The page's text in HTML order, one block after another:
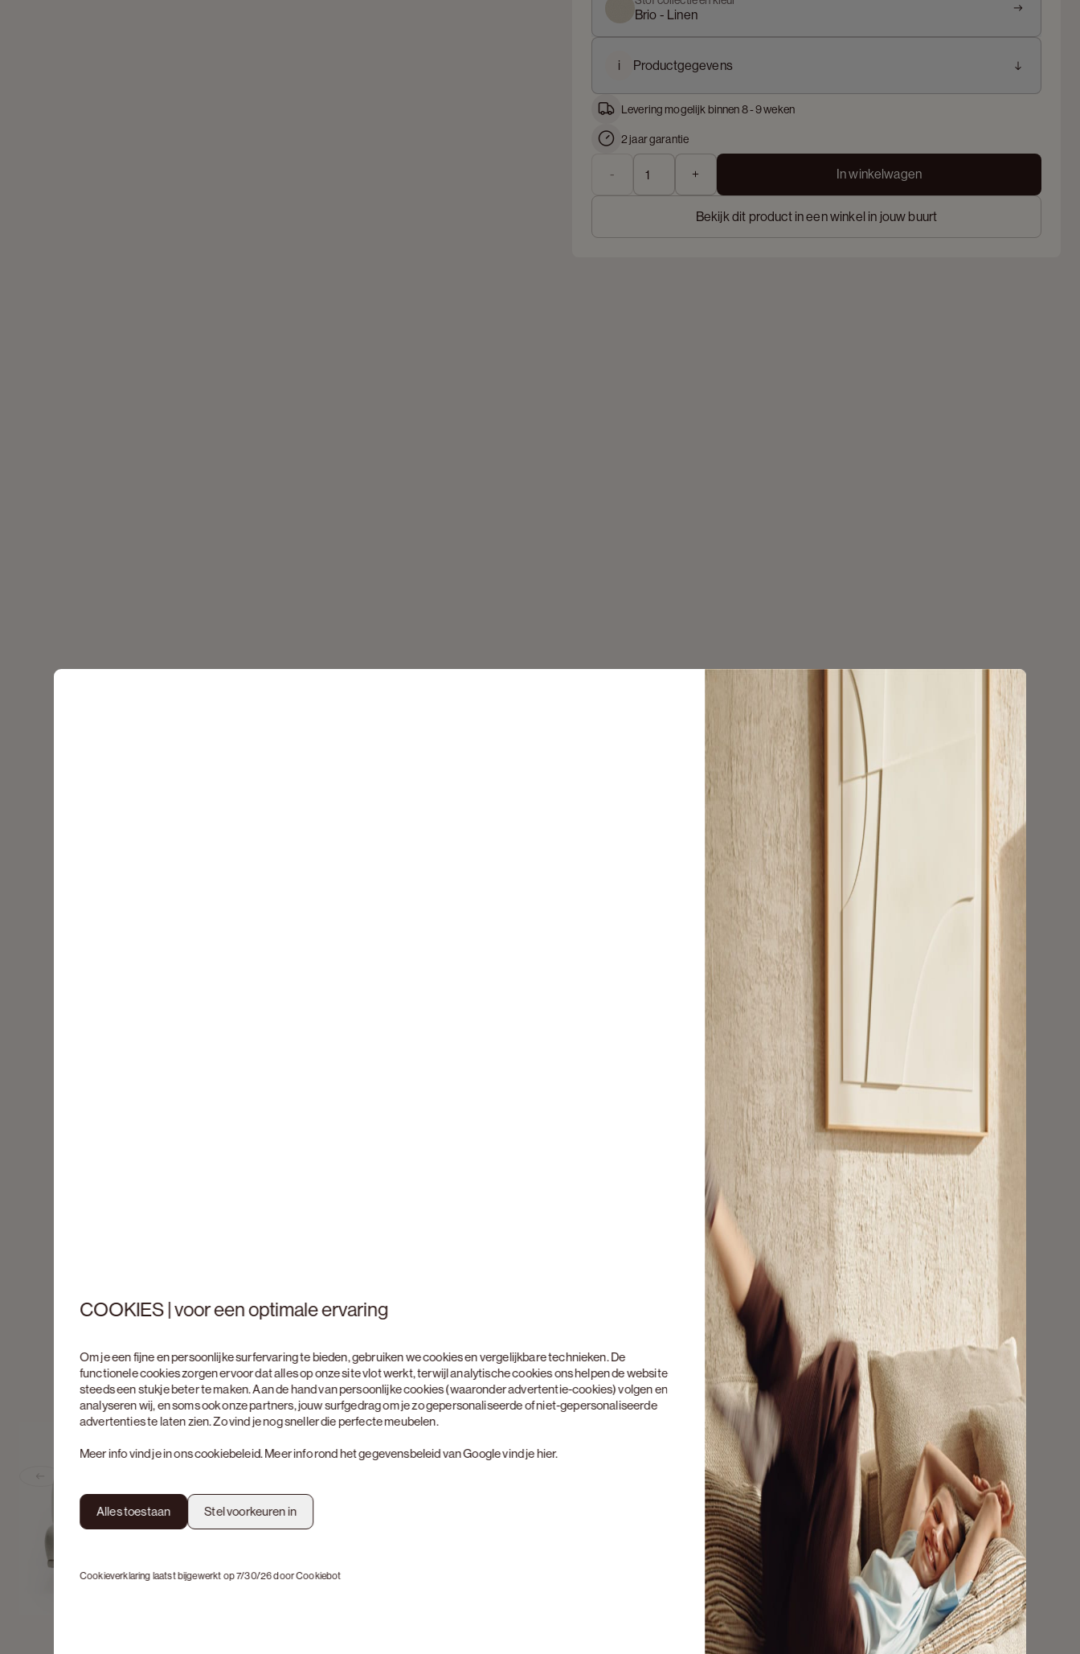
COOKIES | voor een optimale ervaring
Om je een fijne en persoonlijke surfervaring te bieden, gebruiken we cookies en vergelijkbare technieken. De
functionele cookies zorgen ervoor dat alles op onze site vlot werkt, terwijl analytische cookies ons helpen de website
steeds een stukje beter te maken. Aan de hand van persoonlijke cookies (waaronder advertentie-cookies) volgen en
analyseren wij, en soms ook onze partners, jouw surfgedrag om je zo gepersonaliseerde of niet-gepersonaliseerde
advertenties te laten zien. Zo vind je nog sneller die perfecte meubelen.
Meer info vind je in onscookiebeleid. Meer info rond het gegevensbeleid van Google vind jehier.
Alles toestaan Stel voorkeuren in
Cookieverklaring laatst bijgewerkt op 7/30/26 doorCookiebot
Previous slide
Brio - Linen
i Productgegevens
Levering mogelijk binnen 8 - 9 weken
2 jaar garantie
- + In winkelwagen
Bekijk dit product in een winkel in jouw buurt